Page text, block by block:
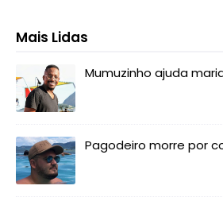
Mais Lidas
Mumuzinho ajuda
Pagodeiro morre por